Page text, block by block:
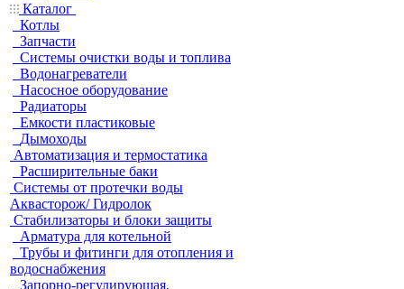
Каталог
Котлы
Запчасти
Системы очистки воды и топлива
Водонагреватели
Насосное оборудование
Радиаторы
Емкости пластиковые
Дымоходы
Автоматизация и термостатика
Расширительные баки
Системы от протечки воды
Аквасторож/ Гидролок
Стабилизаторы и блоки защиты
Арматура для котельной
Трубы и фитинги для отопления и
водоснабжения
Запорно-регулирующая,